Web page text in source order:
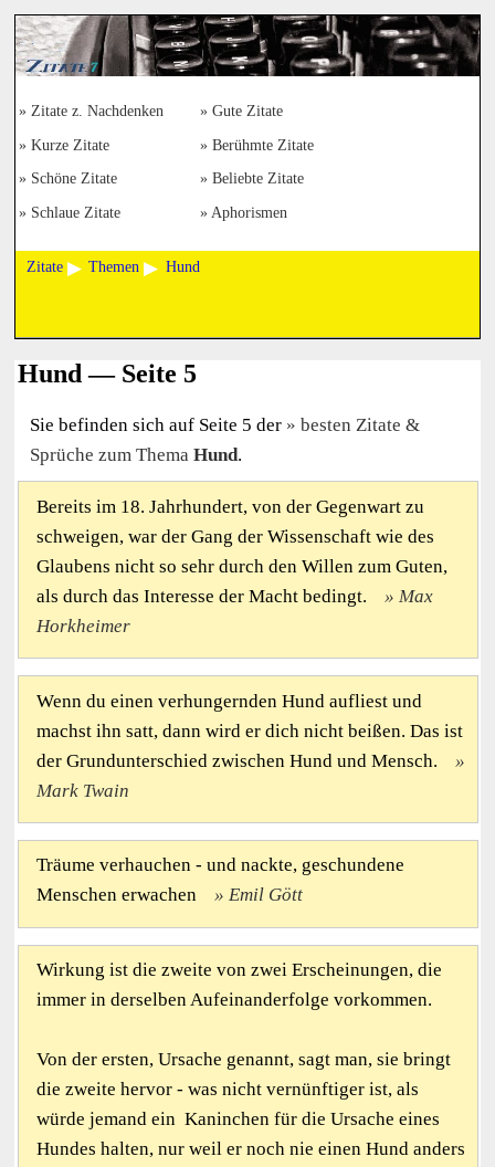
Zitate z. Nachdenken Gute Zitate
Kurze Zitate Berühmte Zitate
Schöne Zitate Beliebte Zitate
Schlaue Zitate Aphorismen
Zitate Themen Hund
Hund — Seite 5
Sie befinden sich auf Seite 5 der
besten Zitate &
Sprüche zum Thema Hund.
Bereits im 18. Jahrhundert, von der Gegenwart zu
schweigen, war der Gang der Wissenschaft wie des
Glaubens nicht so sehr durch den Willen zum Guten,
als durch das Interesse der Macht bedingt.
Max
Horkheimer
Wenn du einen verhungernden Hund aufliest und
machst ihn satt, dann wird er dich nicht beißen. Das ist
der Grundunterschied zwischen Hund und Mensch.
Mark Twain
Träume verhauchen - und nackte, geschundene
Menschen erwachen
Emil Gött
Wirkung ist die zweite von zwei Erscheinungen, die
immer in derselben Aufeinanderfolge vorkommen.
Von der ersten, Ursache genannt, sagt man, sie bringt
die zweite hervor - was nicht vernünftiger ist, als
würde jemand ein Kaninchen für die Ursache eines
Hundes halten, nur weil er noch nie einen Hund anders